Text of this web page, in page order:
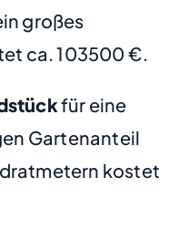
großes
ca. 103500 €.
für eine
Gartenanteil
kostet